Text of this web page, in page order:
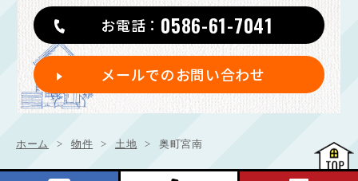
お電話： 0586-61-7041
メールでのお問い合わせ
ホーム 物件 土地 奥町宮南